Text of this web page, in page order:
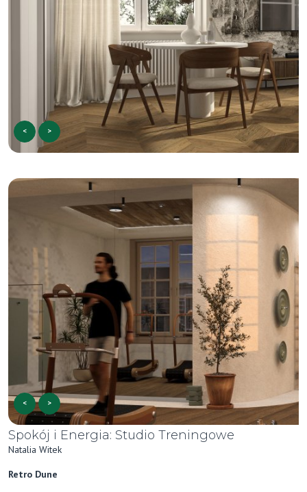
< >
< >
Spokój i Energia: Studio Treningowe
Natalia Witek
Retro Dune